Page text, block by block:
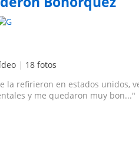
| 18 fotos
la refirieron en estados unidos,
y me quedaron muy bon..."